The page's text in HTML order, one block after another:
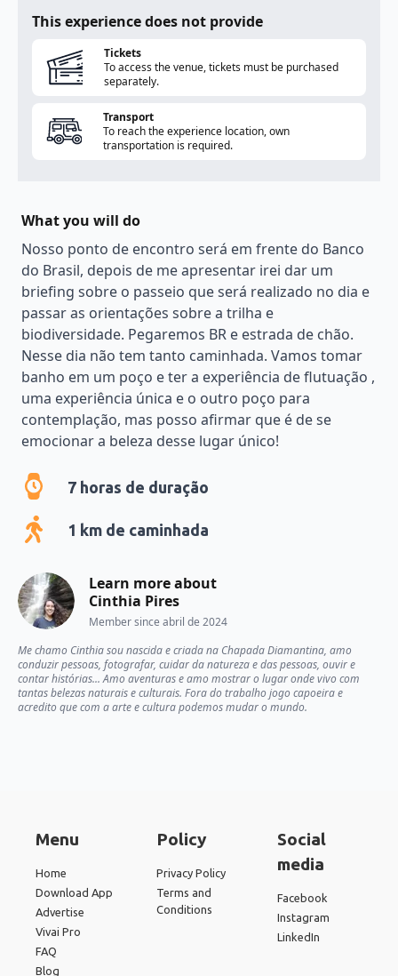
This experience does not provide
Tickets
To access the venue, tickets must be purchased
separately.
Transport
To reach the experience location, own
transportation is required.
What you will do
Nosso ponto de encontro será em frente do Banco
do Brasil, depois de me apresentar irei dar um
briefing sobre o passeio que será realizado no dia e
passar as orientações sobre a trilha e
biodiversidade. Pegaremos BR e estrada de chão.
Nesse dia não tem tanto caminhada. Vamos tomar
banho em um poço e ter a experiência de flutuação ,
uma experiência única e o outro poço para
contemplação, mas posso afirmar que é de se
emocionar a beleza desse lugar único!
7 horas de duração
1 km de caminhada
Learn more about
Cinthia Pires
Member since abril de 2024
Me chamo Cinthia sou nascida e criada na Chapada Diamantina, amo
conduzir pessoas, fotografar, cuidar da natureza e das pessoas, ouvir e
contar histórias... Amo aventuras e amo mostrar o lugar onde vivo com
tantas belezas naturais e culturais. Fora do trabalho jogo capoeira e
acredito que com a arte e cultura podemos mudar o mundo.
Menu
Home
Download App
Advertise
Vivai Pro
FAQ
Blog
Policy
Privacy Policy
Terms and
Conditions
Social
media
Facebook
Instagram
LinkedIn